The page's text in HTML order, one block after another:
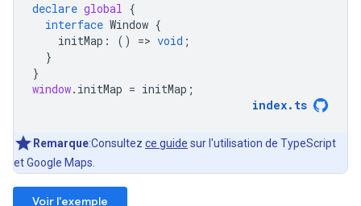
declare global {
interface Window {
initMap : () => void ;
}
}
window. initMap = initMap ;
index. ts
Remarque:Consultez ce guide sur l'utilisation de TypeScript
et Google Maps.
Voir l'exemple